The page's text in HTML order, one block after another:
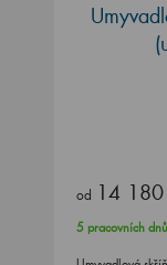
od 14 180
5 pracovních dnů